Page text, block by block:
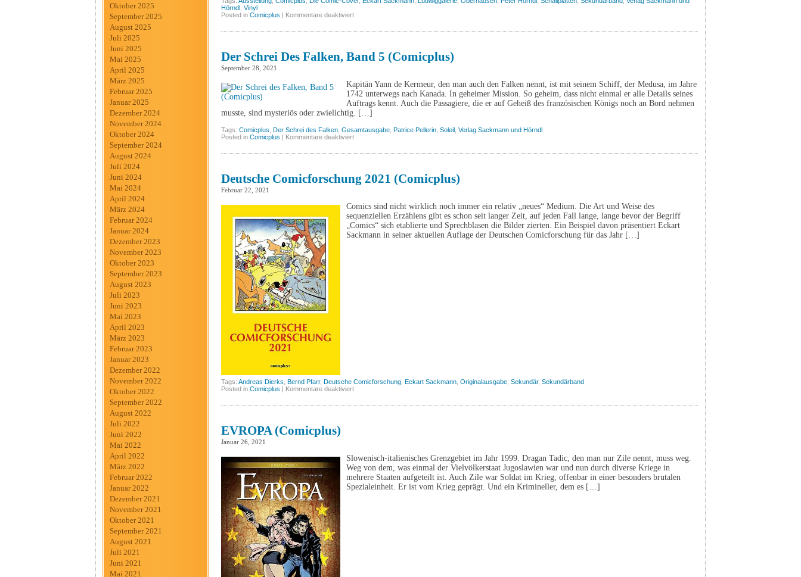
Oktober 2025
September 2025
August 2025
Juli 2025
Juni 2025
Mai 2025
April 2025
März 2025
Februar 2025
Januar 2025
Dezember 2024
November 2024
Oktober 2024
September 2024
August 2024
Juli 2024
Juni 2024
Mai 2024
April 2024
März 2024
Februar 2024
Januar 2024
Dezember 2023
November 2023
Oktober 2023
September 2023
August 2023
Juli 2023
Juni 2023
Mai 2023
April 2023
März 2023
Februar 2023
Januar 2023
Dezember 2022
November 2022
Oktober 2022
September 2022
August 2022
Juli 2022
Juni 2022
Mai 2022
April 2022
März 2022
Februar 2022
Januar 2022
Dezember 2021
November 2021
Oktober 2021
September 2021
August 2021
Juli 2021
Juni 2021
Mai 2021
Hörndl Vinyl
Posted in Comicplus | Kommentare deaktiviertfür
Der Schrei Des Falken, Band 5 (Comicplus)
September 28, 2021
Kapitän Yann de Kermeur, den man auch den Falken nennt, ist mit seinem Schiff, der Medusa, im Jahre
1742 unterwegs nach Kanada. In geheimer Mission. So geheim, dass nicht einmal er alle Details seines
Auftrags kennt. Auch die Passagiere, die er auf Geheiß des französischen Königs noch an Bord nehmen
musste, sind mysteriös oder zwielichtig. […]
Tags: Comicplus Der Schrei des Falken Gesamtausgabe Patrice Pellerin Soleil Verlag Sackmann und Hörndl
Posted in Comicplus | Kommentare deaktiviertfür
5
(Comicplus)
Deutsche Comicforschung 2021 (Comicplus)
Februar 22, 2021
Comics sind nicht wirklich noch immer ein relativ „neues“ Medium. Die Art und Weise des
sequenziellen Erzählens gibt es schon seit langer Zeit, auf jeden Fall lange, lange bevor der Begriff
„Comics“ sich etablierte und Sprechblasen die Bilder zierten. Ein Beispiel davon präsentiert Eckart
Sackmann in seiner aktuellen Auflage der Deutschen Comicforschung für das Jahr […]
Tags: Andreas Dierks Bernd Pfarr, Deutsche Comicforschung Eckart Sackmann Originalausgabe Sekundär, Sekundärband
Posted in Comicplus | Kommentare deaktiviertfür
EVROPA (Comicplus)
Januar 26, 2021
Slowenisch-italienisches Grenzgebiet im Jahr 1999. Dragan Tadic, den man nur Zile nennt, muss weg.
Weg von dem, was einmal der Vielvölkerstaat Jugoslawien war und nun durch diverse Kriege in
mehrere Staaten aufgeteilt ist. Auch Zile war Soldat im Krieg, offenbar in einer besonders brutalen
Spezialeinheit. Er ist vom Krieg geprägt. Und ein Krimineller, dem es […]